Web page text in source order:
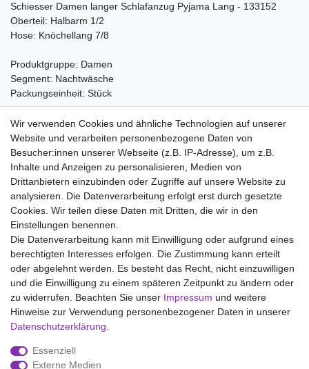
Schiesser Damen langer Schlafanzug Pyjama Lang - 133152
Oberteil: Halbarm 1/2
Hose: Knöchellang 7/8
Produktgruppe: Damen
Segment: Nachtwäsche
Packungseinheit: Stück
Material:
50% Baumwolle
50% Modal
Wir liefern mit DHL (auch Samstags)
Kostenloser Versand
14 Tage Rückgaberecht
Impressum Daten­schutz­erklärung AGB
Widerrufs­recht
Wir verwenden Cookies und ähnliche Technologien auf unserer
Website und verarbeiten personenbezogene Daten von
Besucher:innen unserer Webseite (z.B. IP-Adresse), um z.B.
Inhalte und Anzeigen zu personalisieren, Medien von
Drittanbietern einzubinden oder Zugriffe auf unsere Website zu
analysieren. Die Datenverarbeitung erfolgt erst durch gesetzte
Cookies. Wir teilen diese Daten mit Dritten, die wir in den
Einstellungen benennen.
Die Datenverarbeitung kann mit Einwilligung oder aufgrund eines
berechtigten Interesses erfolgen. Die Zustimmung kann erteilt
oder abgelehnt werden. Es besteht das Recht, nicht einzuwilligen
und die Einwilligung zu einem späteren Zeitpunkt zu ändern oder
zu widerrufen. Beachten Sie unser Impressum und weitere
Hinweise zur Verwendung personenbezogener Daten in unserer
Daten­schutz­erklärung
Essenziell
Externe Medien